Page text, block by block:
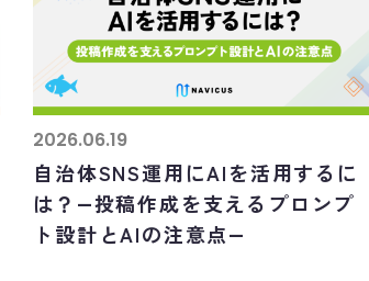
2026.06.19
自治体SNS運用にAIを活用するに
は？―投稿作成を支えるプロンプ
ト設計とAIの注意点―